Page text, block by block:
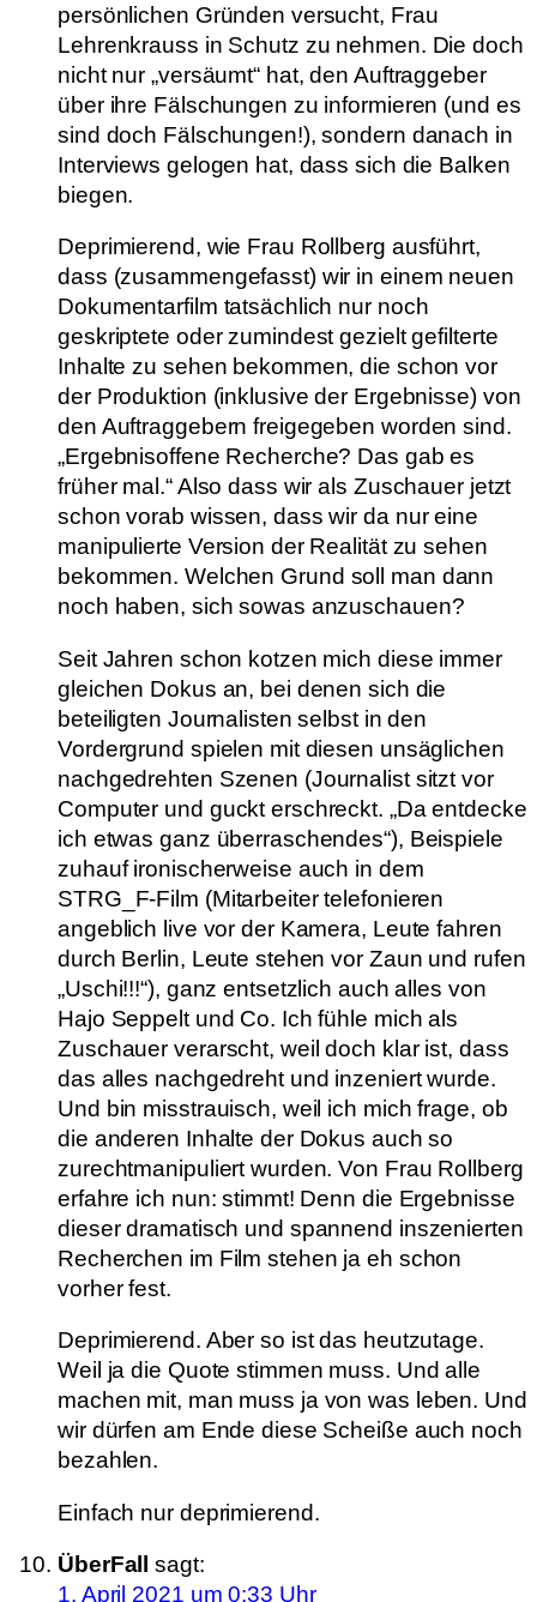
persönlichen Gründen versucht, Frau
Lehrenkrauss in Schutz zu nehmen. Die doch
nicht nur „versäumt“ hat, den Auftraggeber
über ihre Fälschungen zu informieren (und es
sind doch Fälschungen!), sondern danach in
Interviews gelogen hat, dass sich die Balken
biegen.
Deprimierend, wie Frau Rollberg ausführt,
dass (zusammengefasst) wir in einem neuen
Dokumentarfilm tatsächlich nur noch
geskriptete oder zumindest gezielt gefilterte
Inhalte zu sehen bekommen, die schon vor
der Produktion (inklusive der Ergebnisse) von
den Auftraggebern freigegeben worden sind.
„Ergebnisoffene Recherche? Das gab es
früher mal.“ Also dass wir als Zuschauer jetzt
schon vorab wissen, dass wir da nur eine
manipulierte Version der Realität zu sehen
bekommen. Welchen Grund soll man dann
noch haben, sich sowas anzuschauen?
Seit Jahren schon kotzen mich diese immer
gleichen Dokus an, bei denen sich die
beteiligten Journalisten selbst in den
Vordergrund spielen mit diesen unsäglichen
nachgedrehten Szenen (Journalist sitzt vor
Computer und guckt erschreckt. „Da entdecke
ich etwas ganz überraschendes“), Beispiele
zuhauf ironischerweise auch in dem
STRG_F-Film (Mitarbeiter telefonieren
angeblich live vor der Kamera, Leute fahren
durch Berlin, Leute stehen vor Zaun und rufen
„Uschi!!!“), ganz entsetzlich auch alles von
Hajo Seppelt und Co. Ich fühle mich als
Zuschauer verarscht, weil doch klar ist, dass
das alles nachgedreht und inzeniert wurde.
Und bin misstrauisch, weil ich mich frage, ob
die anderen Inhalte der Dokus auch so
zurechtmanipuliert wurden. Von Frau Rollberg
erfahre ich nun: stimmt! Denn die Ergebnisse
dieser dramatisch und spannend inszenierten
Recherchen im Film stehen ja eh schon
vorher fest.
Deprimierend. Aber so ist das heutzutage.
Weil ja die Quote stimmen muss. Und alle
machen mit, man muss ja von was leben. Und
wir dürfen am Ende diese Scheiße auch noch
bezahlen.
Einfach nur deprimierend.
ÜberFall
sagt:
1. April 2021 um 0:33 Uhr